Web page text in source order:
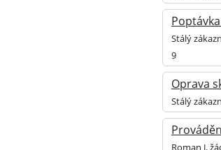
Stálý
9
Oprava
Stálý
Roman J.